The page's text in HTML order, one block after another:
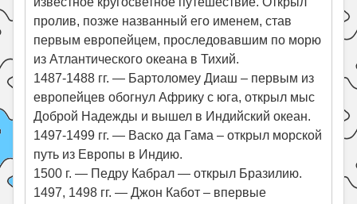
пролив, позже названный его именем, став
первым европейцем, проследовавшим по морю
из Атлантического океана в Тихий.
1487-1488 гг. — Бартоломеу Диаш – первым из
европейцев обогнул Африку с юга, открыл мыс
Доброй Надежды и вышел в Индийский океан.
1497-1499 гг. — Васко да Гама – открыл морской
путь из Европы в Индию.
1500 г. — Педру Кабрал — открыл Бразилию.
1497, 1498 гг. — Джон Кабот – впервые